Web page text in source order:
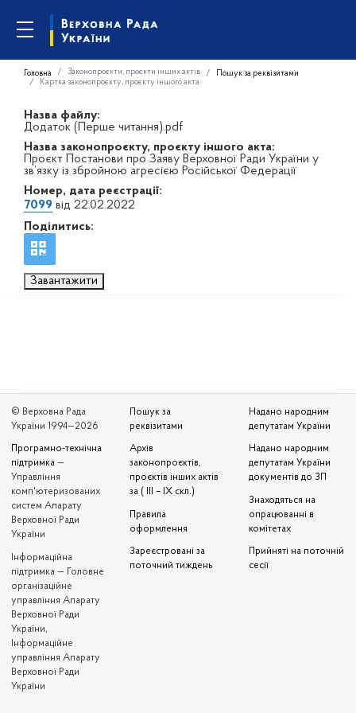
Головна Законопроєкти, проєкти інших актів
Пошук за реквізитами
Картка законопроєкту, проєкту іншого акта
Назва файлу:
Додаток (Перше читання).pdf
Назва законопроєкту, проєкту іншого акта:
Проєкт Постанови про Заяву Верховної Ради України у
зв’язку із збройною агресією Російської Федерації
Номер, дата реєстрації:
7099 від 22.02.2022
Поділитись:
Завантажити
© Верховна Рада
України 1994—2026
Програмно-технічна
підтримка —
Управління
комп'ютеризованих
систем Апарату
Верховної Ради
України
Iнформаційна
підтримка — Головне
організаційне
управління Апарату
Верховної Ради
України,
Інформаційне
управління Апарату
Верховної Ради
України
Пошук за
реквізитами
Архів
законопроєктів,
проєктів інших актів
за ( III – IX скл.)
Правила
оформлення
Зареєстровані за
поточний тиждень
Надано народним
депутатам України
Надано народним
депутатам України
документів до ЗП
Знаходяться на
опрацюванні в
комітетах
Прийняті на поточній
сесії